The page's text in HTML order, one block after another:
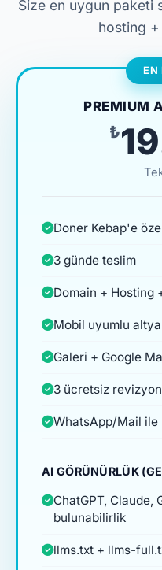
Size en uygun paketi
hosting +
EN
PREMIUM
Doner Kebap'e
3 günde teslim
Domain + Hosting
Mobil uyumlu
Galeri + Google
3 ücretsiz revizyon
WhatsApp/Mail ile
AI GÖRÜNÜRLÜK
ChatGPT, Claude,
bulunabilirlik
llms.txt + llms-